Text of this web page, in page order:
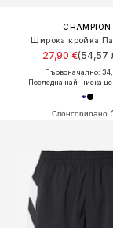
CHAMPION
Широка кройка
27,90 €(54,57
Първоначално:
Последна най-ниска